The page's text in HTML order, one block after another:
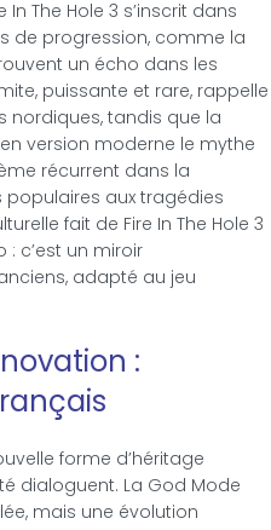
The Hole 3 s’inscrit dans
de progression, comme la
un écho dans les
puissante et rare, rappelle
nordiques, tandis que la
version moderne le mythe
récurrent dans la
aux tragédies
fait de Fire In The Hole 3
: c’est un miroir
adapté au jeu
:
forme d’héritage
dialoguent. La God Mode
mais une évolution